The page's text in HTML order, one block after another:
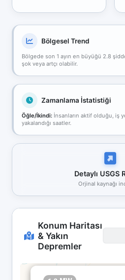
Bölgesel Trend
Bölgede son 1 ayın en büyüğü 2.8
şok veya artçı olabilir.
Zamanlama İstatistiği
Öğle/İkindi: İnsanların aktif olduğu, iş
yakalandığı saatler.
Detaylı USGS
Orjinal kaynağı
Konum Haritası
& Yakın
Depremler